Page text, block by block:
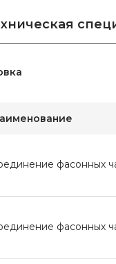
фасонных
фасонных